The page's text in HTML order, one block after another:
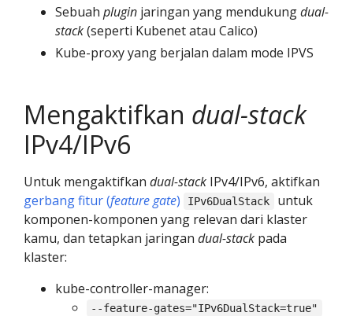
Sebuah plugin jaringan yang mendukungdual-
stack(seperti Kubenet atau Calico)
Kube-proxy yang berjalan dalam mode IPVS
Mengaktifkan dual-stack
IPv4/IPv6
Untuk mengaktifkan dual-stack IPv4/IPv6, aktifkan
gerbang fitur (feature gate) IPv6DualStack
untuk
komponen-komponen yang relevan dari klaster
kamu, dan tetapkan jaringan dual-stack pada
klaster:
kube-controller-manager:
--feature-gates="IPv6DualStack=true"